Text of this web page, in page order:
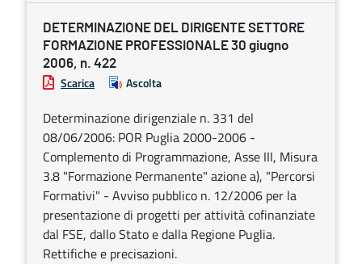
DETERMINAZIONE DEL DIRIGENTE SETTORE
FORMAZIONE PROFESSIONALE 30 giugno
2006, n. 422
Scarica Ascolta
Determinazione dirigenziale n. 331 del
08/06/2006: POR Puglia 2000-2006 -
Complemento di Programmazione, Asse III, Misura
3.8 "Formazione Permanente" azione a), "Percorsi
Formativi" - Avviso pubblico n. 12/2006 per la
presentazione di progetti per attività cofinanziate
dal FSE, dallo Stato e dalla Regione Puglia.
Rettifiche e precisazioni.